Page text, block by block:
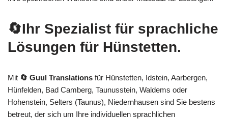
🔄Ihr Spezialist für sprachliche
Lösungen für Hünstetten.
Mit 🔄 Guul Translations für Hünstetten, Idstein, Aarbergen,
Hünfelden, Bad Camberg, Taunusstein, Waldems oder
Hohenstein, Selters (Taunus), Niedernhausen sind Sie bestens
betreut, der sich um Ihre individuellen sprachlichen